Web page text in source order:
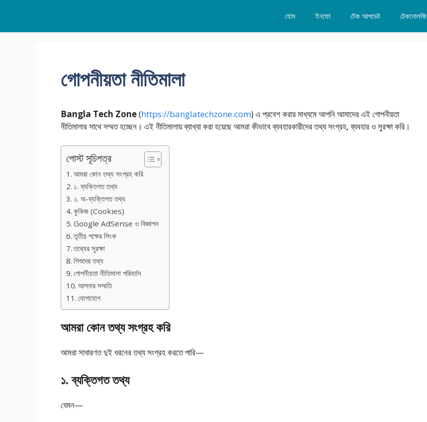
content
হোম ইনফো টেক আপডেট টেকনোলজি
গোপনীয়তা নীতিমালা
Bangla Tech Zone(https://banglatechzone.com) এ প্রবেশ করার মাধ্যমে আপনি আমাদের এই গোপনীয়তা
নীতিমালার সাথে সম্মত হচ্ছেন। এই নীতিমালায় ব্যাখ্যা করা হয়েছে আমরা কীভাবে ব্যবহারকারীদের তথ্য সংগ্রহ, ব্যবহার ও সুরক্ষা করি।
পোস্ট সূচিপত্র
আমরা কোন তথ্য সংগ্রহ করি
১. ব্যক্তিগত তথ্য
২. অ-ব্যক্তিগত তথ্য
কুকিজ (Cookies)
Google AdSense ও বিজ্ঞাপন
তৃতীয় পক্ষের লিংক
তথ্যের সুরক্ষা
শিশুদের তথ্য
গোপনীয়তা নীতিমালা পরিবর্তন
আপনার সম্মতি
যোগাযোগ
আমরা কোন তথ্য সংগ্রহ করি
আমরা সাধারণত দুই ধরনের তথ্য সংগ্রহ করতে পারি—
১. ব্যক্তিগত তথ্য
যেমন—